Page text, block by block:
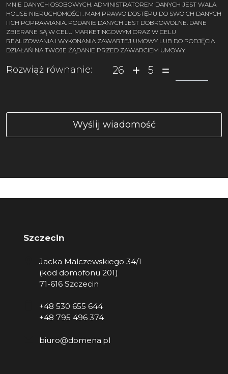
MNIE DANYCH OSOBOWYCH. ADMINISTRATOREM DANYCH JEST WALA
HOUSE NIERUCHOMOŚCI . MAM PRAWO DOSTĘPU DO SWOICH DANYCH
I ICH POPRAWIANIA. PODANIE DANYCH JEST DOBROWOLNE. DANE
ZBIERANE SĄ W CELU MARKETINGOWYM ORAZ W CELU
REALIZOWANIA I WYKONANIA ZAWARTEJ UMOWY LUB DO PODJĘCIA
DZIAŁAŃ NA TWOJE ŻĄDANIE PRZED ZAWARCIEM UMOWY.
Rozwiąż równanie: 26 5
Szczecin
Jacka Malczewskiego 34/1
(kod domofonu 201)
71-616 Szczecin
+48 530 655 644
+48 795 496 374
biuro@domena.pl